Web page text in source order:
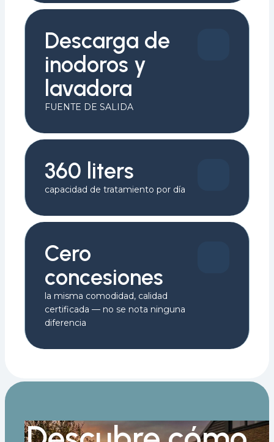
Descarga de
inodoros y
lavadora
FUENTE DE SALIDA
360 liters
capacidad de tratamiento por día
Cero
concesiones
la misma comodidad, calidad
certificada — no se nota ninguna
diferencia